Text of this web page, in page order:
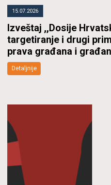
15.07.2026
Izveštaj ,,Dosije
targetiranje i drugi
prava građana i
Detaljnije